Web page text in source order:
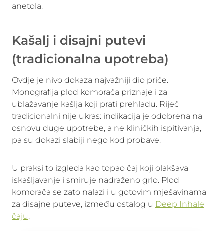
anetola.
Kašalj i disajni putevi
(tradicionalna upotreba)
Ovdje je nivo dokaza najvažniji dio priče.
Monografija plod komorača priznaje i za
ublažavanje kašlja koji prati prehladu. Riječ
tradicionalni nije ukras: indikacija je odobrena na
osnovu duge upotrebe, a ne kliničkih ispitivanja,
pa su dokazi slabiji nego kod probave.
U praksi to izgleda kao topao čaj koji olakšava
iskašljavanje i smiruje nadraženo grlo. Plod
komorača se zato nalazi i u gotovim mješavinama
za disajne puteve, između ostalog u Deep Inhale
čaju.